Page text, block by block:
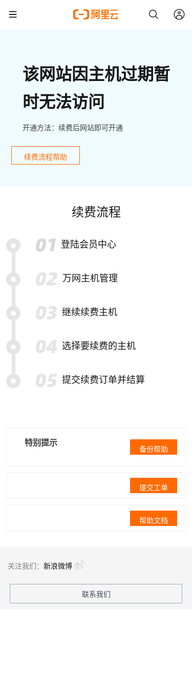
该网站因主机过期暂
时无法访问
开通方法：续费后网站即可开通
续费流程帮助
续费流程
登陆会员中心
万网主机管理
继续续费主机
选择要续费的主机
提交续费订单并结算
特别提示
备份帮助
提交工单
帮助文档